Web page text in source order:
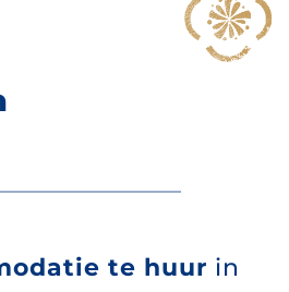
te huur in